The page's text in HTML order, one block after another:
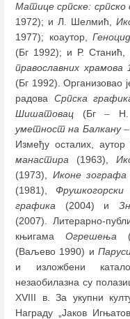
Матице српске: српско
1972); и Л. Шелмић,
1977); коаутор,
(Бг 1992); и Р. Станић,
православних
(Бг 1992). Организовао
радова Српска
Шишатовац (Бг– Н.
уметност на Балкану –
Између осталих, аутор
манастира (1963),
(1973), Иконе зографа
(1981),
графика (2004) и
(2007). Литерарно-
књигамаОгрешења
(Ваљево 1990) и
и изложбени
незаобилазна су
XVIII в. За укупни
Награду „Јаков